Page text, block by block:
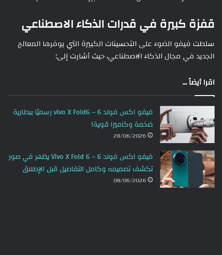
قفزة كبيرة في قدرات الذكاء الاصطناعي
سلطت فيفو الضوء على التحسينات الكبيرة التي يوفرها المعالج
الجديد في مجال الذكاء الاصطناعي، حيث أشارت إلى:
اقرا أيضاً ...
فيفو اكس فولد 6 – vivo X Fold6 رسميًا ببطارية
ضخمة وكاميرا قوية!
28/06/2026
فيفو اكس فولد 6 – Vivo X Fold 6 يظهر في صور
تكشف تصميمه وكامل التفاصيل قبل الإطلاق
08/06/2026